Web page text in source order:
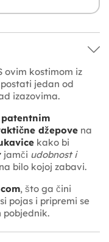
ovim kostimom iz
jedan od
izazovima.
džepovena
kako bi
jamči udobnost i
bilo kojoj zabavi.
, što ga čini
pojas i pripremi se
pobjednik.